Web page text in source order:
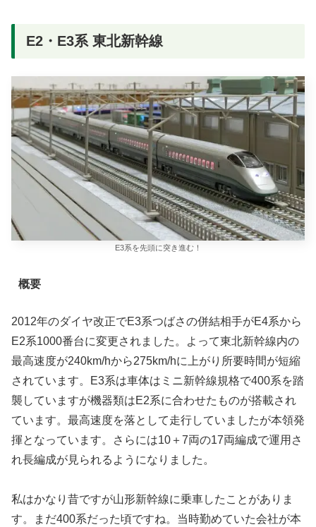
E2・E3系 東北新幹線
E3系を先頭に突き進む！
概要
2012年のダイヤ改正でE3系つばさの併結相手がE4系から
E2系1000番台に変更されました。よって東北新幹線内の
最高速度が240km/hから275km/hに上がり所要時間が短縮
されています。E3系は車体はミニ新幹線規格で400系を踏
襲していますが機器類はE2系に合わせたものが搭載され
ています。最高速度を落として走行していましたが本領発
揮となっています。さらには10＋7両の17両編成で運用さ
れ長編成が見られるようになりました。
私はかなり昔ですが山形新幹線に乗車したことがありま
す。まだ400系だった頃ですね。当時勤めていた会社が本